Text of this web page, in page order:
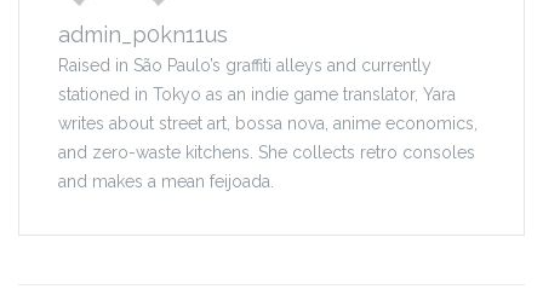
admin_p0kn11us
Raised in São Paulo’s graffiti alleys and currently
stationed in Tokyo as an indie game translator, Yara
writes about street art, bossa nova, anime economics,
and zero-waste kitchens. She collects retro consoles
and makes a mean feijoada.